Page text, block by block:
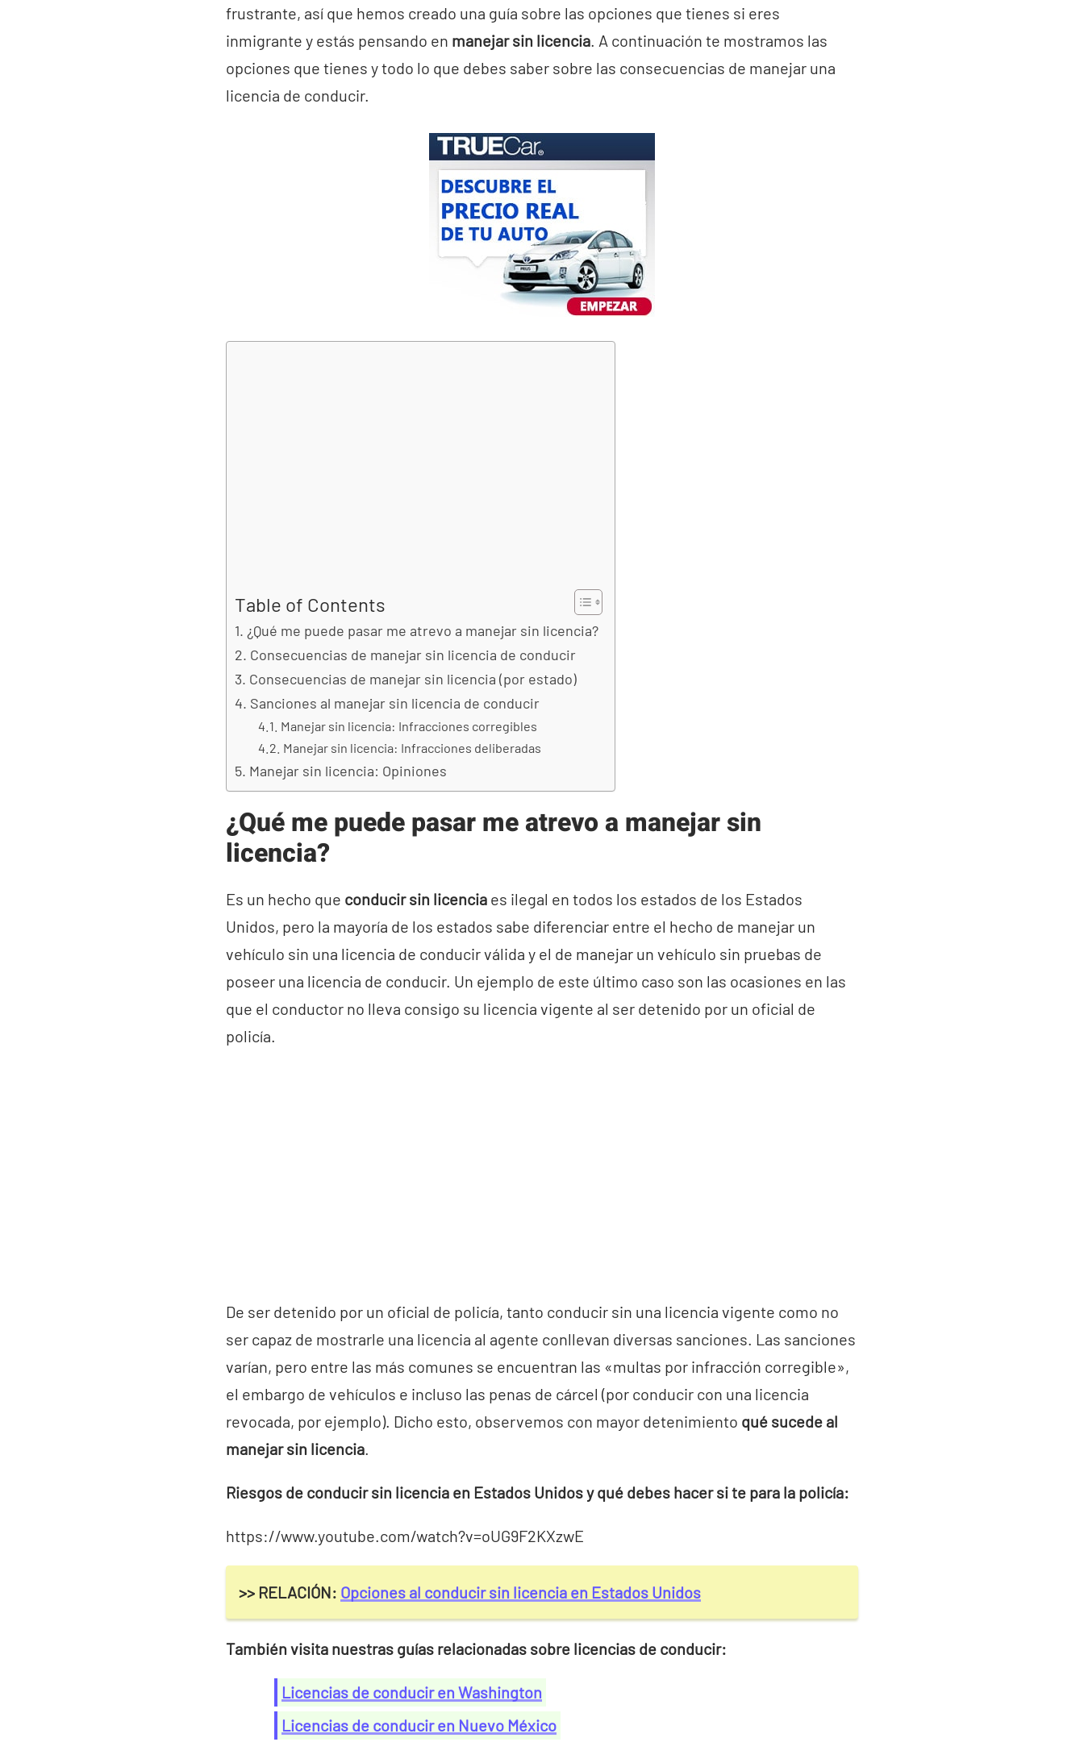
frustrante, así que hemos creado una guía sobre las opciones que tienes si eres
inmigrante y estás pensando en manejar sin licencia. A continuación te mostramos las
opciones que tienes y todo lo que debes saber sobre las consecuencias de manejar una
licencia de conducir.
Table of Contents
¿Qué me puede pasar me atrevo a manejar sin licencia?
Consecuencias de manejar sin licencia de conducir
Consecuencias de manejar sin licencia (por estado)
Sanciones al manejar sin licencia de conducir
Manejar sin licencia: Infracciones corregibles
Manejar sin licencia: Infracciones deliberadas
Manejar sin licencia: Opiniones
¿Qué me puede pasar me atrevo a manejar sin
licencia?
Es un hecho que conducir sin licencia es ilegal en todos los estados de los Estados
Unidos, pero la mayoría de los estados sabe diferenciar entre el hecho de manejar un
vehículo sin una licencia de conducir válida y el de manejar un vehículo sin pruebas de
poseer una licencia de conducir. Un ejemplo de este último caso son las ocasiones en las
que el conductor no lleva consigo su licencia vigente al ser detenido por un oficial de
policía.
De ser detenido por un oficial de policía, tanto conducir sin una licencia vigente como no
ser capaz de mostrarle una licencia al agente conllevan diversas sanciones. Las sanciones
varían, pero entre las más comunes se encuentran las «multas por infracción corregible»,
el embargo de vehículos e incluso las penas de cárcel (por conducir con una licencia
revocada, por ejemplo). Dicho esto, observemos con mayor detenimiento qué sucede al
manejar sin licencia.
Riesgos de conducir sin licencia en Estados Unidos y qué debes hacer si te para la policía:
https://www.youtube.com/watch?v=oUG9F2KXzwE
>> RELACIÓN: Opciones al conducir sin licencia en Estados Unidos
También visita nuestras guías relacionadas sobre licencias de conducir:
Licencias de conducir en Washington
Licencias de conducir en Nuevo México